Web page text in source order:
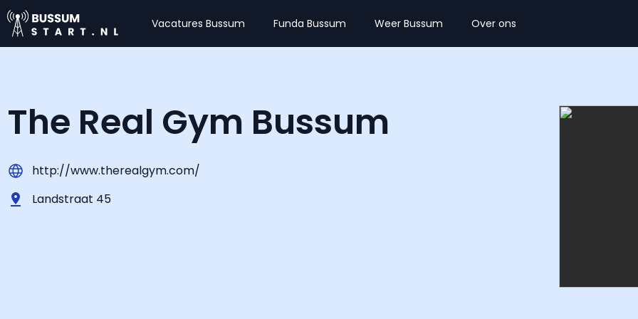
Vacatures Bussum Funda Bussum Weer Bussum Over ons
The Real Gym Bussum
http://www.therealgym.com/
Landstraat 45